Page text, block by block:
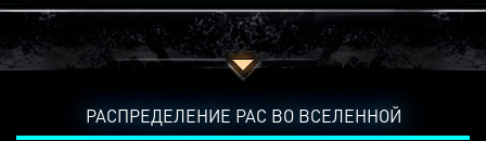
РАСПРЕДЕЛЕНИЕ РАС ВО ВСЕЛЕННОЙ